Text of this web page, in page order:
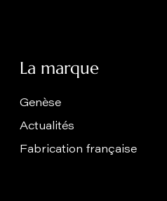
La marque
Genèse
Actualités
Fabrication française